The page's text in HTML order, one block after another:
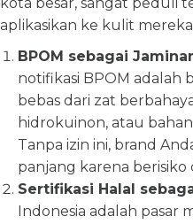
aplikasikan ke kulit
BPOM sebagai
notifikasi BPOM adalah
bebas dari zat
hidrokuinon, atau
Tanpa izin ini, brand
panjang karena berisiko
Sertifikasi Halal
Indonesia adalah pasar